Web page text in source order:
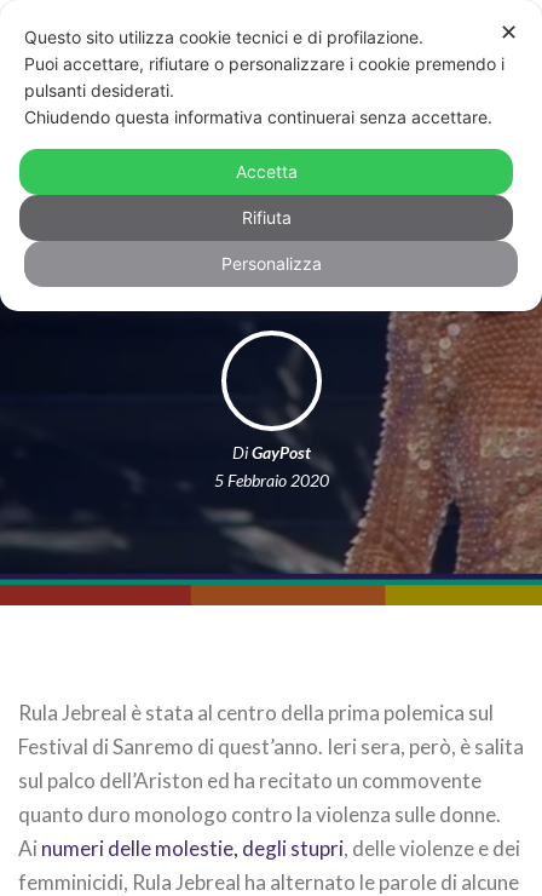
Sanremo, il bellissimo monologo di
Rula Jebreal contro la violenza sulle
donne
DiGayPost
5 Febbraio 2020
Rula Jebreal è stata al centro della prima polemica sul
Festival di Sanremo di quest’anno. Ieri sera, però, è salita
sul palco dell’Ariston ed ha recitato un commovente
quanto duro monologo contro la violenza sulle donne.
Ai numeri delle molestie, degli stupri, delle violenze e dei
femminicidi, Rula Jebreal ha alternato le parole di alcune
✕
Questo sito utilizza cookie tecnici e di profilazione.
Puoi accettare, rifiutare o personalizzare i cookie premendo i
pulsanti desiderati.
Chiudendo questa informativa continuerai senza accettare.
Accetta
Rifiuta
Personalizza